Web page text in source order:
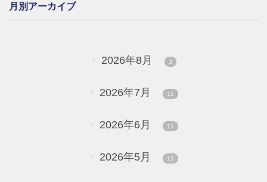
月別アーカイブ
2026年8月 3
2026年7月 11
2026年6月 11
2026年5月 13